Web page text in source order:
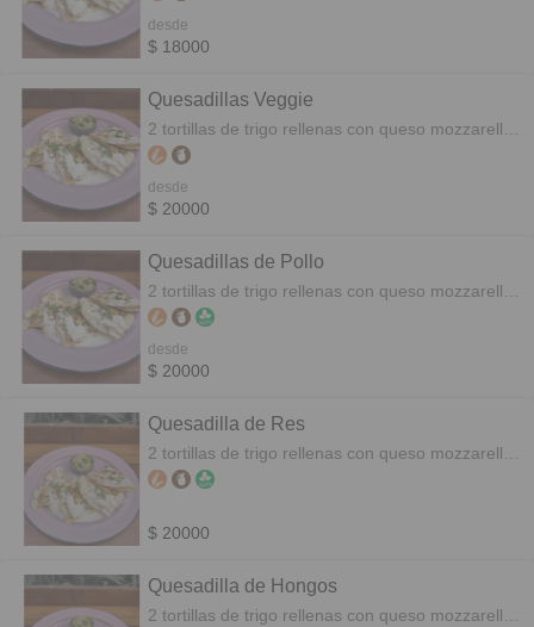
desde
$ 18000
Quesadillas Veggie
2 tortillas de trigo rellenas con queso mozzarella,
vegetales varios salteados y cebolla de verdeo.
desde
$ 20000
Quesadillas de Pollo
2 tortillas de trigo rellenas con queso mozzarella,
pollo y cebolla de verdeo.
desde
$ 20000
Quesadilla de Res
2 tortillas de trigo rellenas con queso mozzarella,
carne de res y cebolla de verdeo.
$ 20000
Quesadilla de Hongos
2 tortillas de trigo rellenas con queso mozzarella,